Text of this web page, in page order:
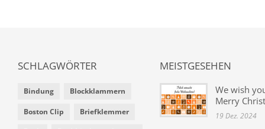
SCHLAGWÖRTER
Bindung Blockklammern
Boston Clip Briefklemmer
MEISTGESEHEN
We wish
Merry
19 Dez. 2024